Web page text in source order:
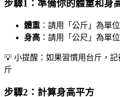
步驟1：準備你的體重和身
體重 ：請用「公斤」為單位
身高 ：請用「公尺」為單位
💡 小提醒：如果習慣用台斤，
斤
步驟2：計算身高平方